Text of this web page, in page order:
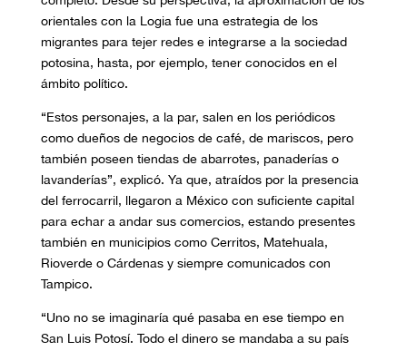
orientales con la Logia fue una estrategia de los
migrantes para tejer redes e integrarse a la sociedad
potosina, hasta, por ejemplo, tener conocidos en el
ámbito político.
“Estos personajes, a la par, salen en los periódicos
como dueños de negocios de café, de mariscos, pero
también poseen tiendas de abarrotes, panaderías o
lavanderías”, explicó. Ya que, atraídos por la presencia
del ferrocarril, llegaron a México con suficiente capital
para echar a andar sus comercios, estando presentes
también en municipios como Cerritos, Matehuala,
Rioverde o Cárdenas y siempre comunicados con
Tampico.
“Uno no se imaginaría qué pasaba en ese tiempo en
San Luis Potosí. Todo el dinero se mandaba a su país